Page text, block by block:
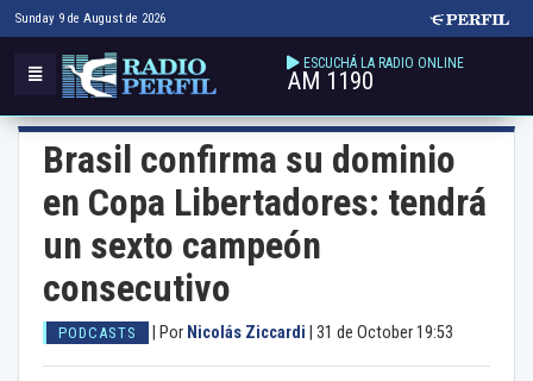
Sunday 9 de August de 2026
ESCUCHÁ LA RADIO ONLINE
AM 1190
Brasil confirma su dominio
en Copa Libertadores: tendrá
un sexto campeón
consecutivo
PODCASTS Por Nicolás Ziccardi 31 de October 19:53